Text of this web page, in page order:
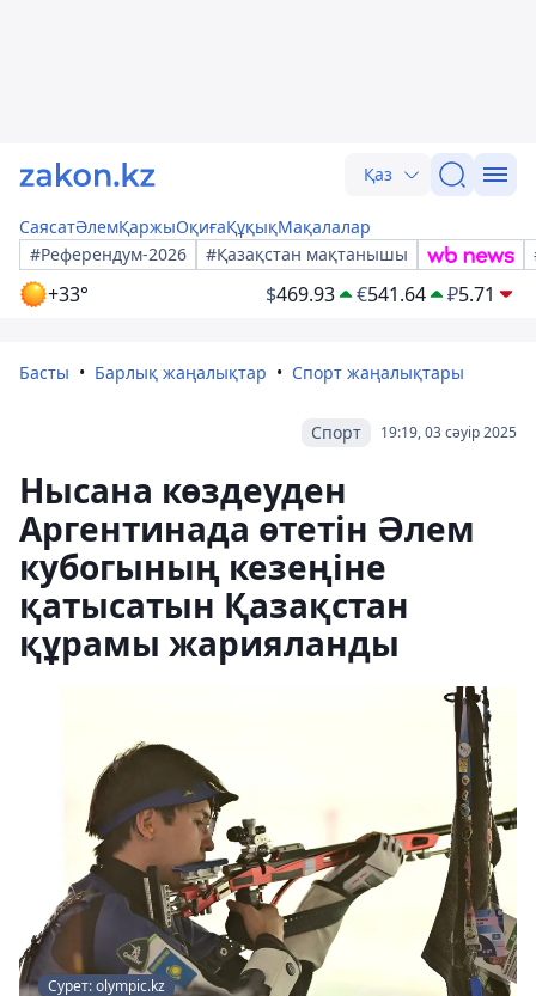
Қаз
СаясатӘлемҚаржыОқиғаҚұқықМақалалар
#Референдум-2026
#Қазақстан мақтанышы
+33° $469.93 €541.64 ₽5.71
Басты Барлық жаңалықтар Спорт жаңалықтары
19:19, 03 сәуір 2025
Спорт
Нысана көздеуден
Аргентинада өтетін Әлем
кубогының кезеңіне
қатысатын Қазақстан
құрамы жарияланды
Сурет: olympic.kz